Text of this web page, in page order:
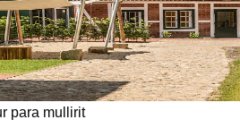
para mullirit